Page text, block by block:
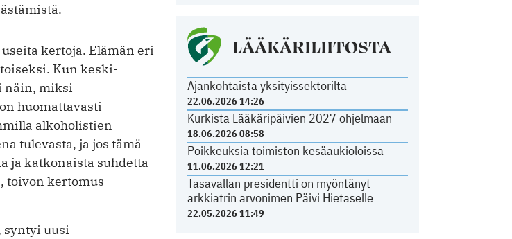
LÄÄKÄRILIITOSTA
Ajankohtaista yksityissektorilta
22.06.2026 14:26
Kurkista Lääkäripäivien 2027 ohjelmaan
18.06.2026 08:58
Poikkeuksia toimiston kesäaukioloissa
11.06.2026 12:21
Tasavallan presidentti on myöntänyt
arkkiatrin arvonimen Päivi Hietaselle
22.05.2026 11:49
kertoja. Elämän eri
Kun keski-
näin, miksi
huomattavasti
alkoholistien
tulevasta, ja jos tämä
ja katkonaista suhdetta
toivon kertomus
syntyi uusi